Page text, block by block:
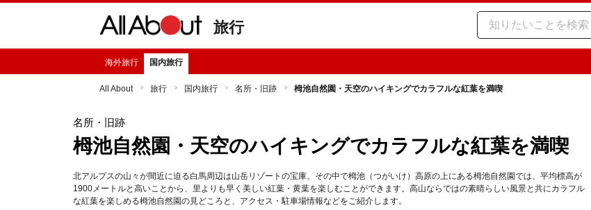
旅行
海外旅行 国内旅行
All About 旅行 国内旅行 名所・旧跡 栂池自然園・天空のハイキングでカラフルな紅葉を満喫
名所・旧跡
栂池自然園・天空のハイキングでカラフルな紅葉を満喫
北アルプスの山々が間近に迫る白馬周辺は山岳リゾートの宝庫。その中で栂池（つがいけ）高原の上にある栂池自然園では、平均標高が
1900メートルと高いことから、里よりも早く美しい紅葉・黄葉を楽しむことができます。高山ならではの素晴らしい風景と共にカラフル
な紅葉を楽しめる栂池自然園の見どころと、アクセス・駐車場情報などをご紹介します。